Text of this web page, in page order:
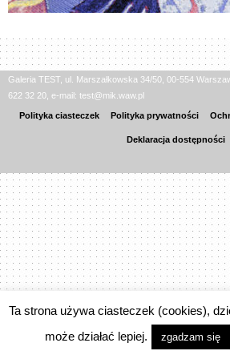
Galeria TEST, ul. Marszałkowska 34/50, 00-554
622 32 20, e-mail: test@mik.waw.pl
Polityka ciasteczek Polityka prywatności
Deklaracja dostępności
Ta strona używa ciasteczek (cookies),
może działać lepiej.
zgadzam się